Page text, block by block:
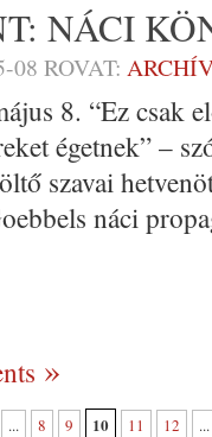
NÁCI
08 ROVAT:
8. “Ez csak
égetnek” –
szavai
náci
... 8 9 10 11 12 ...